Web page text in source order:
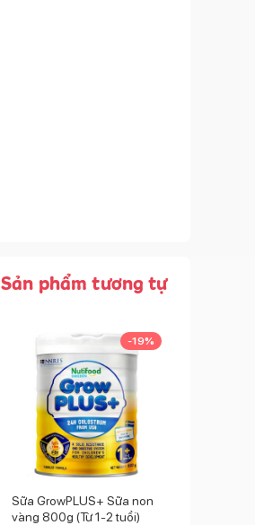
Sản phẩm tương tự
-19%
Sữa GrowPLUS+ Sữa non
vàng 800g (Từ 1-2 tuổi)